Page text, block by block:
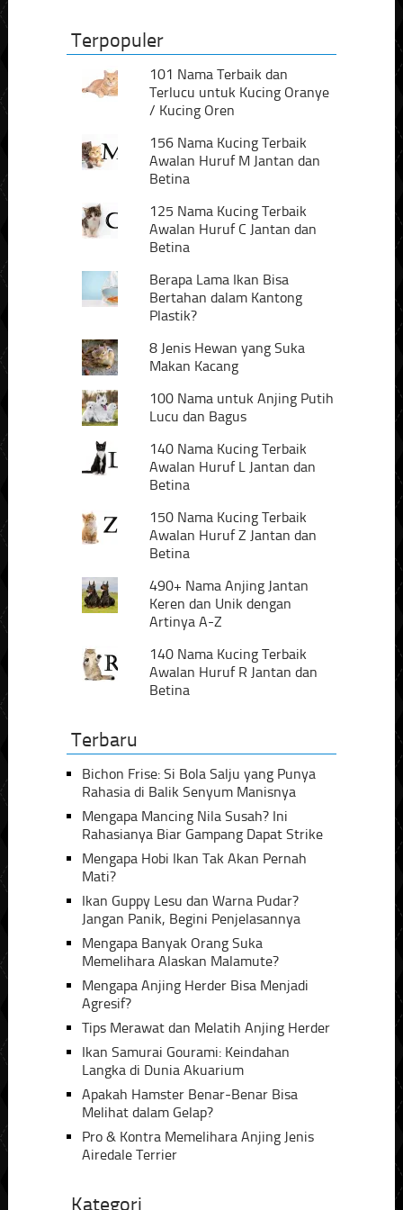
Terpopuler
101 Nama Terbaik dan
Terlucu untuk Kucing Oranye
/ Kucing Oren
156 Nama Kucing Terbaik
Awalan Huruf M Jantan dan
Betina
125 Nama Kucing Terbaik
Awalan Huruf C Jantan dan
Betina
Berapa Lama Ikan Bisa
Bertahan dalam Kantong
Plastik?
8 Jenis Hewan yang Suka
Makan Kacang
100 Nama untuk Anjing Putih
Lucu dan Bagus
140 Nama Kucing Terbaik
Awalan Huruf L Jantan dan
Betina
150 Nama Kucing Terbaik
Awalan Huruf Z Jantan dan
Betina
490+ Nama Anjing Jantan
Keren dan Unik dengan
Artinya A-Z
140 Nama Kucing Terbaik
Awalan Huruf R Jantan dan
Betina
Terbaru
Bichon Frise: Si Bola Salju yang Punya
Rahasia di Balik Senyum Manisnya
Mengapa Mancing Nila Susah? Ini
Rahasianya Biar Gampang Dapat Strike
Mengapa Hobi Ikan Tak Akan Pernah
Mati?
Ikan Guppy Lesu dan Warna Pudar?
Jangan Panik, Begini Penjelasannya
Mengapa Banyak Orang Suka
Memelihara Alaskan Malamute?
Mengapa Anjing Herder Bisa Menjadi
Agresif?
Tips Merawat dan Melatih Anjing Herder
Ikan Samurai Gourami: Keindahan
Langka di Dunia Akuarium
Apakah Hamster Benar-Benar Bisa
Melihat dalam Gelap?
Pro & Kontra Memelihara Anjing Jenis
Airedale Terrier
Kategori